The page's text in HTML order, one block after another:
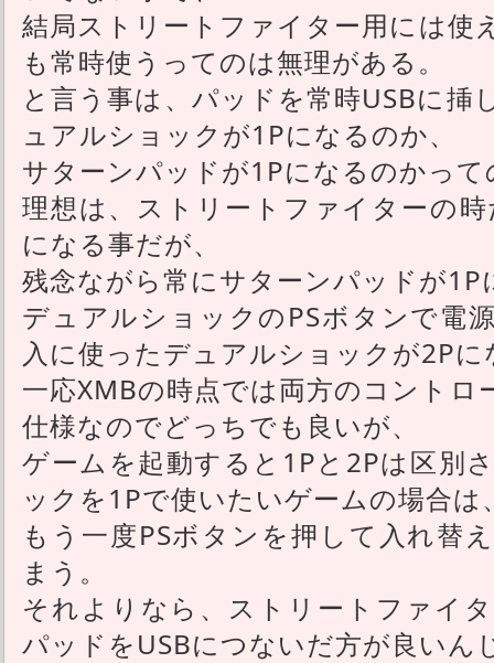
結局ストリートファイター用には使
も常時使うってのは無理がある。
と言う事は、パッドを常時USBに挿
ュアルショックが1Pになるのか、
サターンパッドが1Pになるのかっ
理想は、ストリートファイターの
になる事だが、
残念ながら常にサターンパッドが
デュアルショックのPSボタンで電
入に使ったデュアルショックが2P
一応XMBの時点では両方のコントロ
仕様なのでどっちでも良いが、
ゲームを起動すると1Pと2Pは区別
ックを1Pで使いたいゲームの場合は
もう一度PSボタンを押して入れ替
まう。
それよりなら、ストリートファイ
パッドをUSBにつないだ方が良いん